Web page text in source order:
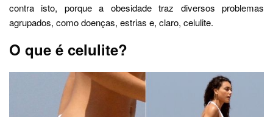
contra isto, porque a obesidade traz diversos problemas
agrupados, como doenças, estrias e, claro, celulite.
O que é celulite?